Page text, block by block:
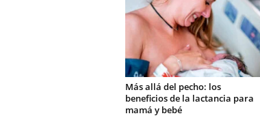
Más allá del pecho: los
beneficios de la lactancia para
mamá y bebé